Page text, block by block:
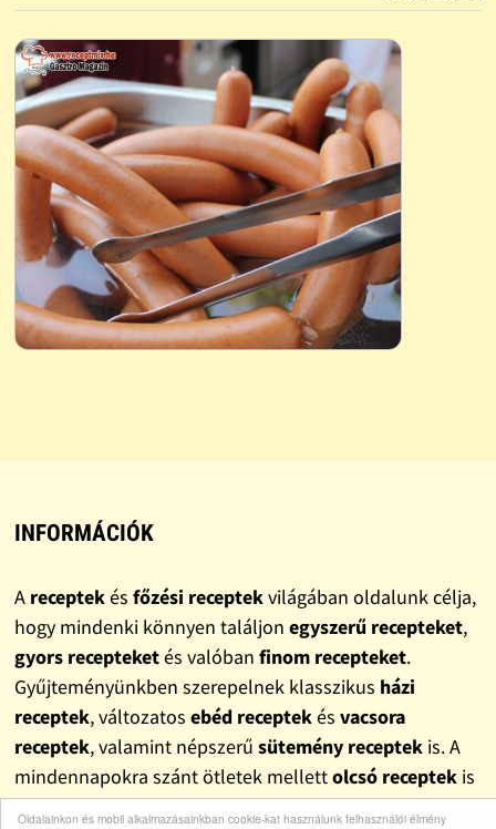
Oldalainkon és mobil alkalmazásainkban cookie-kat használunk felhasználói élmény
INFORMÁCIÓK
A receptekés főzési receptekvilágában oldalunk célja,
hogy mindenki könnyen találjon egyszerű recepteket,
gyors recepteketés valóban finom recepteket.
Gyűjteményünkben szerepelnek klasszikus házi
receptek, változatos ebéd receptekés vacsora
receptek, valamint népszerű sütemény receptekis. A
mindennapokra szánt ötletek mellettolcsó receptekis
helyet kaptak, hogy a főzés ne csak élmény, hanem